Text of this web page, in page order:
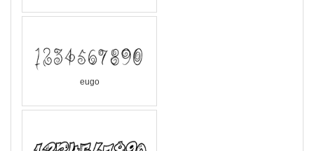
eugo